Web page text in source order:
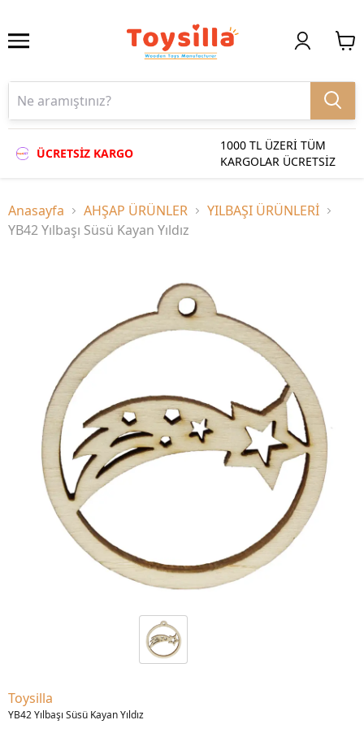
ÜCRETSİZ KARGO
1000 TL ÜZERİ TÜM
KARGOLAR ÜCRETSİZ
Anasayfa AHŞAP ÜRÜNLER
YILBAŞI ÜRÜNLERİ
YB42 Yılbaşı Süsü Kayan Yıldız
Toysilla
YB42 Yılbaşı Süsü Kayan Yıldız